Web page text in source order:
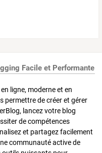
Facile et Performante
ligne, moderne et en
permettre de créer et gérer
lancez votre blog
de compétences
et partagez facilement
communauté active de